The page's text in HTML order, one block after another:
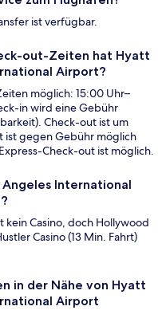
ist verfügbar.
out-Zeiten hat Hyatt
Airport?
möglich: 15:00 Uhr–
in wird eine Gebühr
Check-out ist um
ist gegen Gebühr möglich
Check-out ist möglich.
International
kein Casino, doch Hollywood
Casino (13 Min. Fahrt)
in der Nähe von Hyatt
Airport